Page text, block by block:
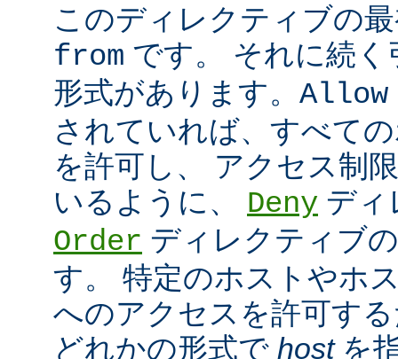
このディレクティブの
from です。 それに続
形式があります。
されていれば、すべて
を許可し、 アクセス制
いるように、 Deny ディ
Order ディレクティブ
す。 特定のホストやホ
へのアクセスを許可す
どれかの形式で hostを